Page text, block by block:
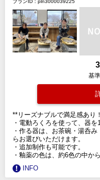
プランID：pln3000039225
基
**リーズナブルで満足感あり
・電動ろくろを使って、器を
・作る器は、お茶碗・湯呑
らお選びいただけます。
・追加制作も可能です。
・釉薬の色は、約6色の中か
INFO